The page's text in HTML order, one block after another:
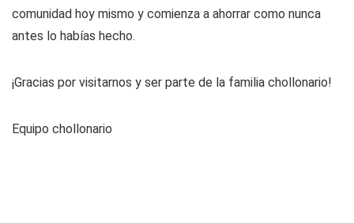
comunidad hoy mismo y comienza a ahorrar como nunca
antes lo habías hecho.
¡Gracias por visitarnos y ser parte de la familia chollonario!
Equipo chollonario